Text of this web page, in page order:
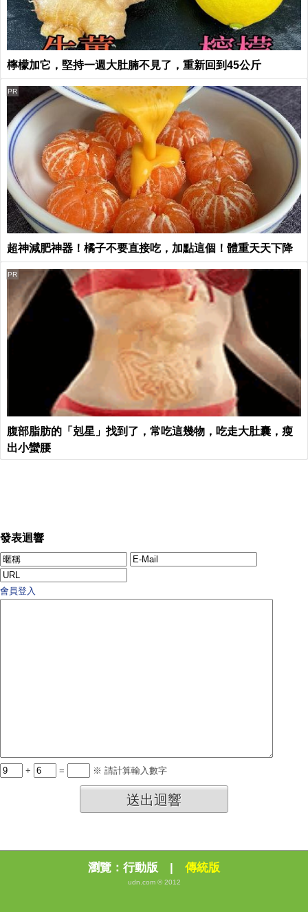
檸檬加它，堅持一週大肚腩不見了，重新回到45公斤
超神減肥神器！橘子不要直接吃，加點這個！體重天天下降
PR
腹部脂肪的「剋星」找到了，常吃這幾物，吃走大肚囊，瘦
出小蠻腰
PR
發表迴響
會員登入
+ = ※ 請計算輸入數字
送出迴響
瀏覽： 行動版 | 傳統版
udn.com © 2012